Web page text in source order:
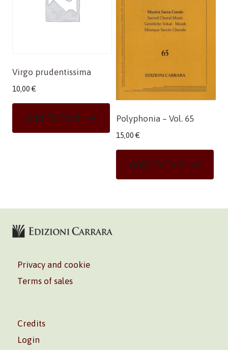
Virgo prudentissima
10,00 €
Add To Cart Polyphonia – Vol. 65
15,00 €
Add To Cart
Privacy and cookie
Terms of sales
Credits
Login